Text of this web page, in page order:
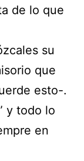
de lo que
su
que
esto-.
y todo lo
en